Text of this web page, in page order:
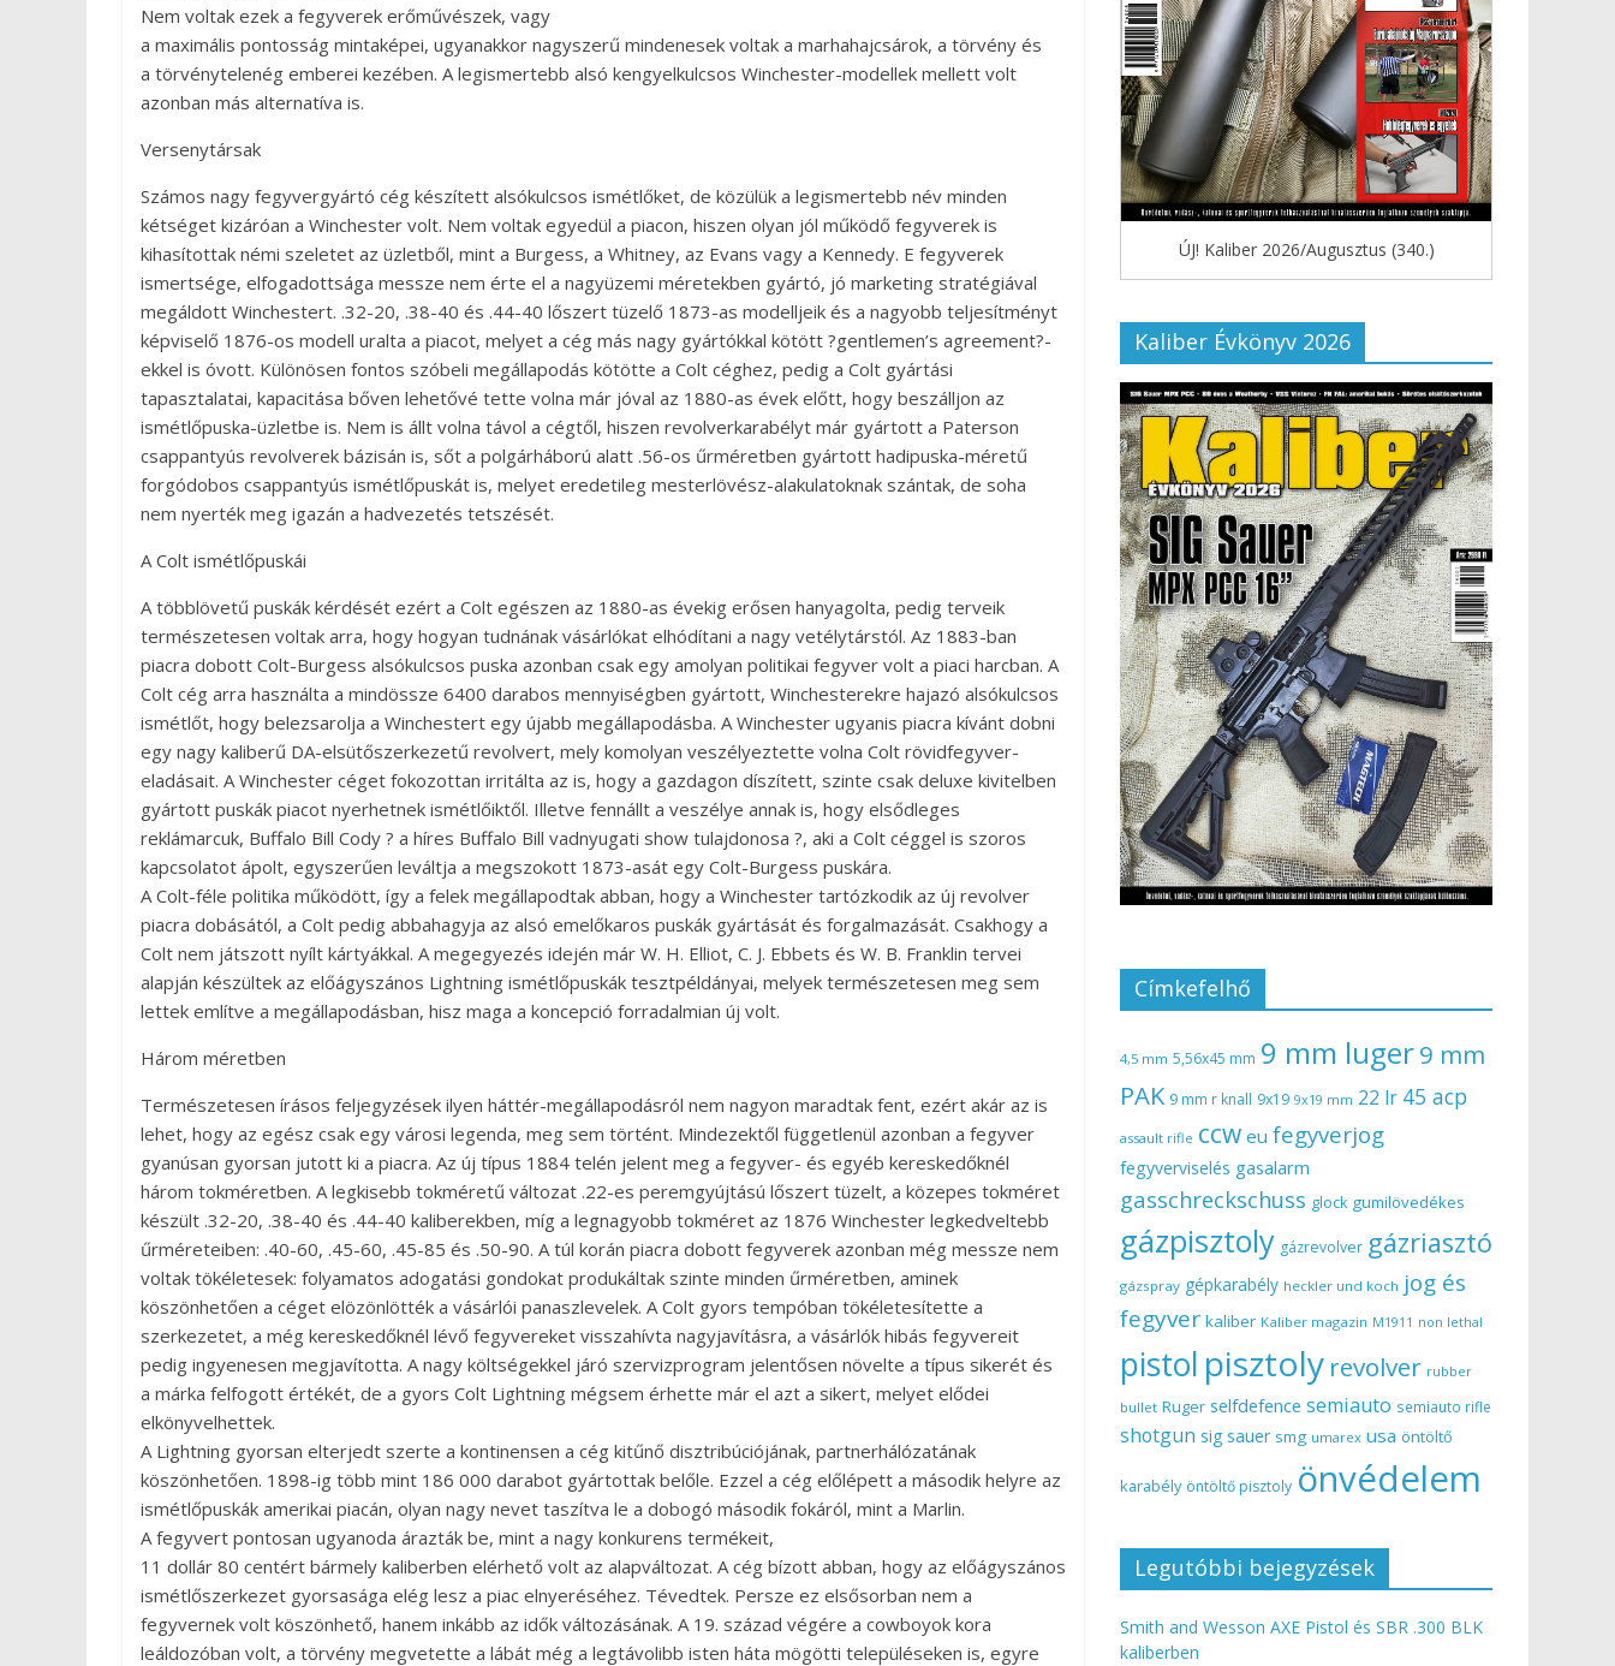
Nem voltak ezek a fegyverek erőművészek, vagy
a maximális pontosság mintaképei, ugyanakkor nagyszerű mindenesek voltak a marhahajcsárok, a törvény és
a törvénytelenég emberei kezében. A legismertebb alsó kengyelkulcsos Winchester-modellek mellett volt
azonban más alternatíva is.
Versenytársak
Számos nagy fegyvergyártó cég készített alsókulcsos ismétlőket, de közülük a legismertebb név minden
kétséget kizáróan a Winchester volt. Nem voltak egyedül a piacon, hiszen olyan jól működő fegyverek is
kihasítottak némi szeletet az üzletből, mint a Burgess, a Whitney, az Evans vagy a Kennedy. E fegyverek
ismertsége, elfogadottsága messze nem érte el a nagyüzemi méretekben gyártó, jó marketing stratégiával
megáldott Winchestert. .32-20, .38-40 és .44-40 lőszert tüzelő 1873-as modelljeik és a nagyobb teljesítményt
képviselő 1876-os modell uralta a piacot, melyet a cég más nagy gyártókkal kötött ?gentlemen’s agreement?-
ekkel is óvott. Különösen fontos szóbeli megállapodás kötötte a Colt céghez, pedig a Colt gyártási
tapasztalatai, kapacitása bőven lehetővé tette volna már jóval az 1880-as évek előtt, hogy beszálljon az
ismétlőpuska-üzletbe is. Nem is állt volna távol a cégtől, hiszen revolverkarabélyt már gyártott a Paterson
csappantyús revolverek bázisán is, sőt a polgárháború alatt .56-os űrméretben gyártott hadipuska-méretű
forgódobos csappantyús ismétlőpuskát is, melyet eredetileg mesterlövész-alakulatoknak szántak, de soha
nem nyerték meg igazán a hadvezetés tetszését.
A Colt ismétlőpuskái
A többlövetű puskák kérdését ezért a Colt egészen az 1880-as évekig erősen hanyagolta, pedig terveik
természetesen voltak arra, hogy hogyan tudnának vásárlókat elhódítani a nagy vetélytárstól. Az 1883-ban
piacra dobott Colt-Burgess alsókulcsos puska azonban csak egy amolyan politikai fegyver volt a piaci harcban. A
Colt cég arra használta a mindössze 6400 darabos mennyiségben gyártott, Winchesterekre hajazó alsókulcsos
ismétlőt, hogy belezsarolja a Winchestert egy újabb megállapodásba. A Winchester ugyanis piacra kívánt dobni
egy nagy kaliberű DA-elsütőszerkezetű revolvert, mely komolyan veszélyeztette volna Colt rövidfegyver-
eladásait. A Winchester céget fokozottan irritálta az is, hogy a gazdagon díszített, szinte csak deluxe kivitelben
gyártott puskák piacot nyerhetnek ismétlőiktől. Illetve fennállt a veszélye annak is, hogy elsődleges
reklámarcuk, Buffalo Bill Cody ? a híres Buffalo Bill vadnyugati show tulajdonosa ?, aki a Colt céggel is szoros
kapcsolatot ápolt, egyszerűen leváltja a megszokott 1873-asát egy Colt-Burgess puskára.
A Colt-féle politika működött, így a felek megállapodtak abban, hogy a Winchester tartózkodik az új revolver
piacra dobásától, a Colt pedig abbahagyja az alsó emelőkaros puskák gyártását és forgalmazását. Csakhogy a
Colt nem játszott nyílt kártyákkal. A megegyezés idején már W. H. Elliot, C. J. Ebbets és W. B. Franklin tervei
alapján készültek az előágyszános Lightning ismétlőpuskák tesztpéldányai, melyek természetesen meg sem
lettek említve a megállapodásban, hisz maga a koncepció forradalmian új volt.
Három méretben
Természetesen írásos feljegyzések ilyen háttér-megállapodásról nem nagyon maradtak fent, ezért akár az is
lehet, hogy az egész csak egy városi legenda, meg sem történt. Mindezektől függetlenül azonban a fegyver
gyanúsan gyorsan jutott ki a piacra. Az új típus 1884 telén jelent meg a fegyver- és egyéb kereskedőknél
három tokméretben. A legkisebb tokméretű változat .22-es peremgyújtású lőszert tüzelt, a közepes tokméret
készült .32-20, .38-40 és .44-40 kaliberekben, míg a legnagyobb tokméret az 1876 Winchester legkedveltebb
űrméreteiben: .40-60, .45-60, .45-85 és .50-90. A túl korán piacra dobott fegyverek azonban még messze nem
voltak tökéletesek: folyamatos adogatási gondokat produkáltak szinte minden űrméretben, aminek
köszönhetően a céget elözönlötték a vásárlói panaszlevelek. A Colt gyors tempóban tökéletesítette a
szerkezetet, a még kereskedőknél lévő fegyvereket visszahívta nagyjavításra, a vásárlók hibás fegyvereit
pedig ingyenesen megjavította. A nagy költségekkel járó szervizprogram jelentősen növelte a típus sikerét és
a márka felfogott értékét, de a gyors Colt Lightning mégsem érhette már el azt a sikert, melyet elődei
elkönyvelhettek.
A Lightning gyorsan elterjedt szerte a kontinensen a cég kitűnő disztribúciójának, partnerhálózatának
köszönhetően. 1898-ig több mint 186 000 darabot gyártottak belőle. Ezzel a cég előlépett a második helyre az
ismétlőpuskák amerikai piacán, olyan nagy nevet taszítva le a dobogó második fokáról, mint a Marlin.
A fegyvert pontosan ugyanoda árazták be, mint a nagy konkurens termékeit,
11 dollár 80 centért bármely kaliberben elérhető volt az alapváltozat. A cég bízott abban, hogy az előágyszános
ismétlőszerkezet gyorsasága elég lesz a piac elnyeréséhez. Tévedtek. Persze ez elsősorban nem a
fegyvernek volt köszönhető, hanem inkább az idők változásának. A 19. század végére a cowboyok kora
leáldozóban volt, a törvény megvetette a lábát még a legtávolibb isten háta mögötti településeken is, egyre
ÚJ! Kaliber 2026/Augusztus (340.)
Kaliber Évkönyv 2026
Címkefelhő
4,5 mm 5,56x45 mm 9 mm luger9 mm
PAK 9 mm r knall 9x19 9x19 mm 22 lr 45 acp
assault rifle ccw eu fegyverjog
fegyverviselés gasalarm
gasschreckschuss glock gumilövedékes
gázpisztoly gázrevolver gázriasztó
gázspray gépkarabély heckler und koch jog és
fegyver kaliber Kaliber magazin M1911 non lethal
pistol pisztoly revolver rubber
bullet Ruger selfdefence semiauto semiauto rifle
shotgun sig sauer smg umarex usa öntöltő
karabély öntöltő pisztoly önvédelem
Legutóbbi bejegyzések
Smith and Wesson AXE Pistol és SBR .300 BLK
kaliberben